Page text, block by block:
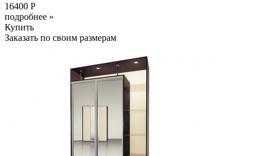
16400 Р
подробнее »
Купить
Заказать по своим размерам